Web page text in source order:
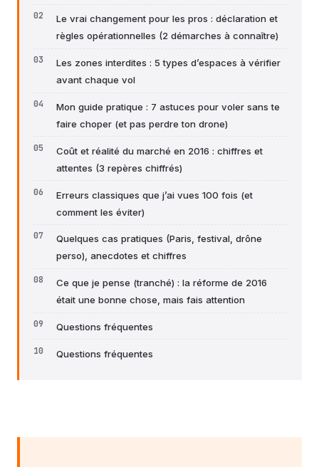
Le vrai changement pour les pros : déclaration et
règles opérationnelles (2 démarches à connaître)
Les zones interdites : 5 types d’espaces à vérifier
avant chaque vol
Mon guide pratique : 7 astuces pour voler sans te
faire choper (et pas perdre ton drone)
Coût et réalité du marché en 2016 : chiffres et
attentes (3 repères chiffrés)
Erreurs classiques que j’ai vues 100 fois (et
comment les éviter)
Quelques cas pratiques (Paris, festival, drône
perso), anecdotes et chiffres
Ce que je pense (tranché) : la réforme de 2016
était une bonne chose, mais fais attention
Questions fréquentes
Questions fréquentes